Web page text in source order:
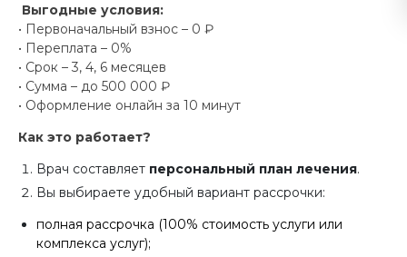
Выгодные условия:
• Первоначальный взнос – 0 ₽
• Переплата – 0%
• Срок – 3, 4, 6 месяцев
• Сумма – до 500 000 ₽
• Оформление онлайн за 10 минут
Как это работает?
Врач составляет персональный план лечения.
Вы выбираете удобный вариант рассрочки:
полная рассрочка (100% стоимость услуги или
комплекса услуг);